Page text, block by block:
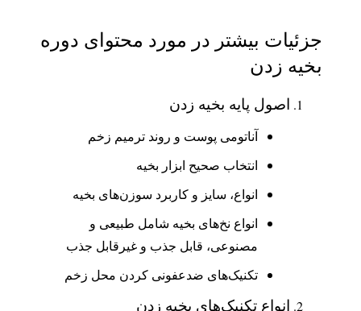
جزئیات بیشتر در مورد محتوای دوره
بخیه زدن
اصول پایه بخیه زدن
آناتومی پوست و روند ترمیم زخم
انتخاب صحیح ابزار بخیه
انواع، سایز و کاربرد سوزن‌های بخیه
انواع نخ‌های بخیه شامل طبیعی و
مصنوعی، قابل جذب و غیرقابل جذب
تکنیک‌های ضدعفونی کردن محل زخم
انواع تکنیک‌های بخیه زدن